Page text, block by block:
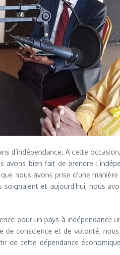
d’indépendance. A cette
bien fait de prendre
nous avons prise d’une
et aujourd’hui, nous
pour un pays à indépendance
conscience et de volonté,
de cette dépendance